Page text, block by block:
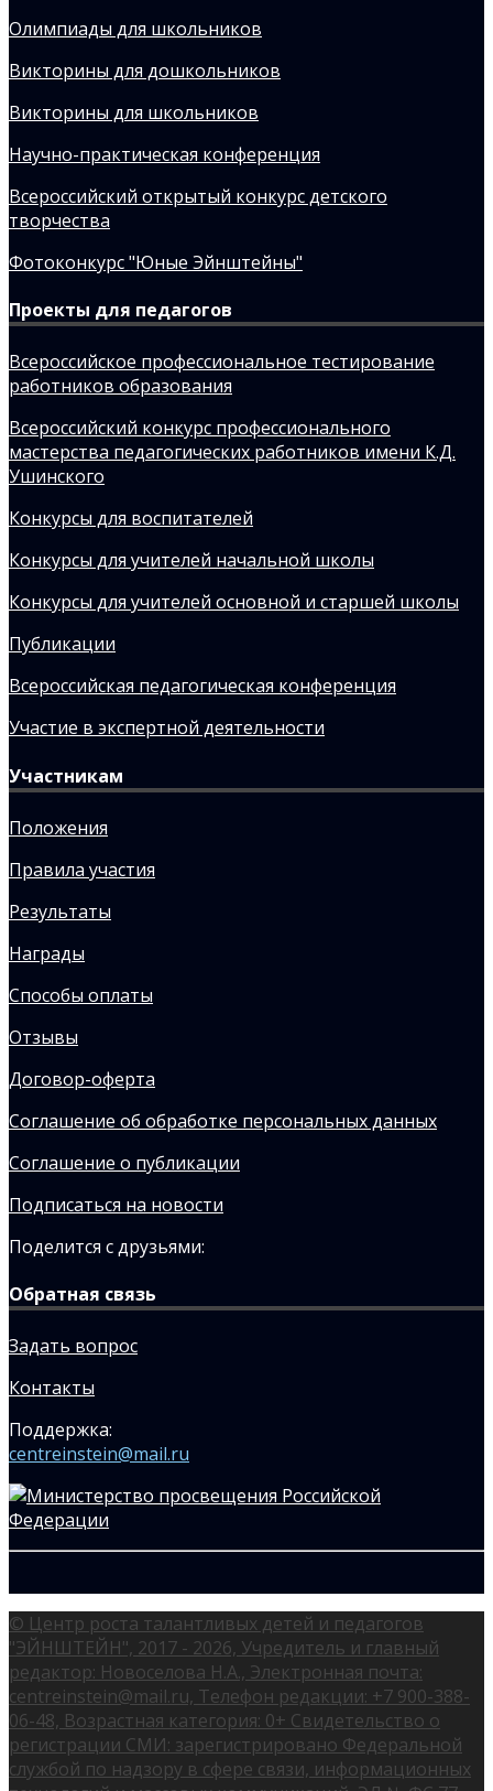
Олимпиады для школьников
Викторины для дошкольников
Викторины для школьников
Научно-практическая конференция
Всероссийский открытый конкурс детского
творчества
Фотоконкурс "Юные Эйнштейны"
Проекты для педагогов
Всероссийское профессиональное тестирование
работников образования
Всероссийский конкурс профессионального
мастерства педагогических работников имени К.Д.
Ушинского
Конкурсы для воспитателей
Конкурсы для учителей начальной школы
Конкурсы для учителей основной и старшей школы
Публикации
Всероссийская педагогическая конференция
Участие в экспертной деятельности
Участникам
Положения
Правила участия
Результаты
Награды
Способы оплаты
Отзывы
Договор-оферта
Соглашение об обработке персональных данных
Соглашение о публикации
Подписаться на новости
Поделится с друзьями:
Обратная связь
Задать вопрос
Контакты
Поддержка:
centreinstein@mail.ru
© Центр роста талантливых детей и педагогов
"ЭЙНШТЕЙН", 2017 - 2026, Учредитель и главный
редактор: Новоселова Н.А., Электронная почта:
centreinstein@mail.ru, Телефон редакции: +7 900-388-
06-48, Возрастная категория: 0+ Свидетельство о
регистрации СМИ: зарегистрировано Федеральной
службой по надзору в сфере связи, информационных